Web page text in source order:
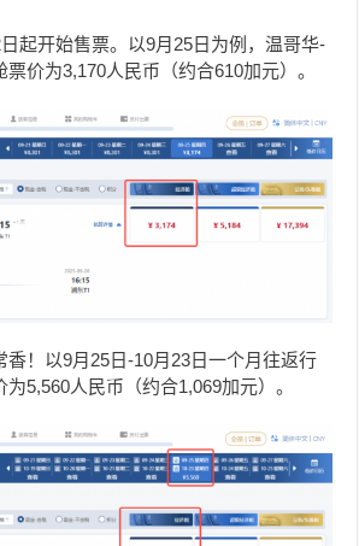
起开始售票。以9月25日为例，温哥华-
票价为3,170人民币（约合610加元）。
！ 以9月25日-10月23日一个月往返行
5,560人民币（约合1,069加元）。